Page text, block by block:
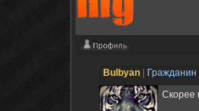
Bulbyan
Гражданин
Скорее